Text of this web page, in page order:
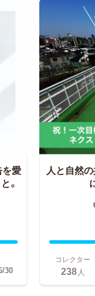
愛
。
30
人と自然
コレクター
238人